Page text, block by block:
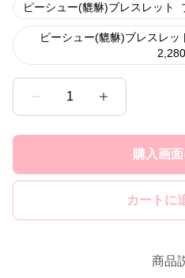
ピーシュー(貔貅)ブレスレット
ピーシュー(貔貅)ブレスレッ
2,280
1
購入画
カートに
商品